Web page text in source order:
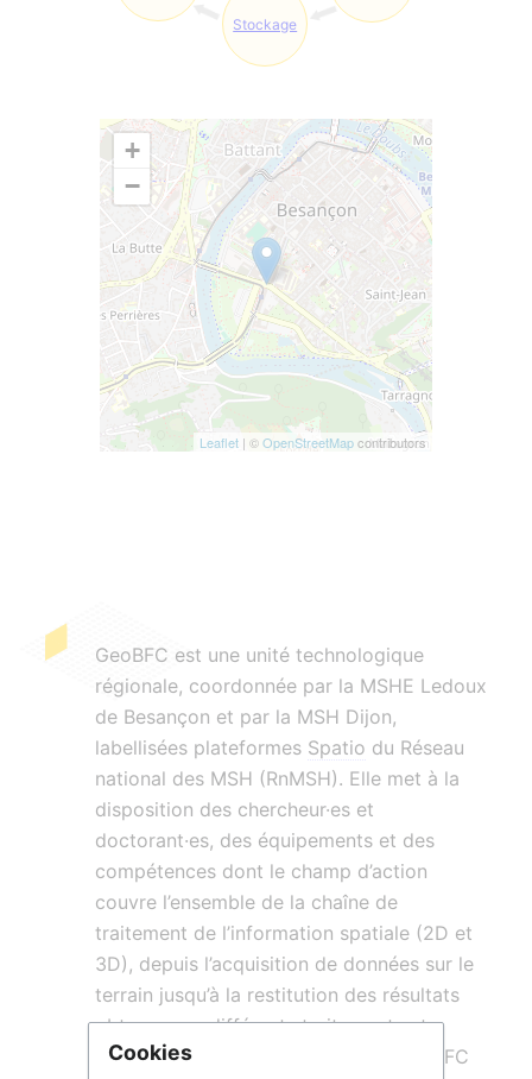
Stockage
+
−
Leaflet | ©OpenStreetMapcontributors
GeoBFC est une unité technologique
régionale, coordonnée par la MSHE Ledoux
de Besançon et par la MSH Dijon,
labellisées plateformes Spatio du Réseau
national des MSH (RnMSH). Elle met à la
disposition des chercheur·es et
doctorant·es, des équipements et des
compétences dont le champ d’action
couvre l’ensemble de la chaîne de
traitement de l’information spatiale (2D et
3D), depuis l’acquisition de données sur le
terrain jusqu’à la restitution des résultats
obtenus par différents traitements et
méthodes d’analyse. L’activité de GeoBFC
Cookies